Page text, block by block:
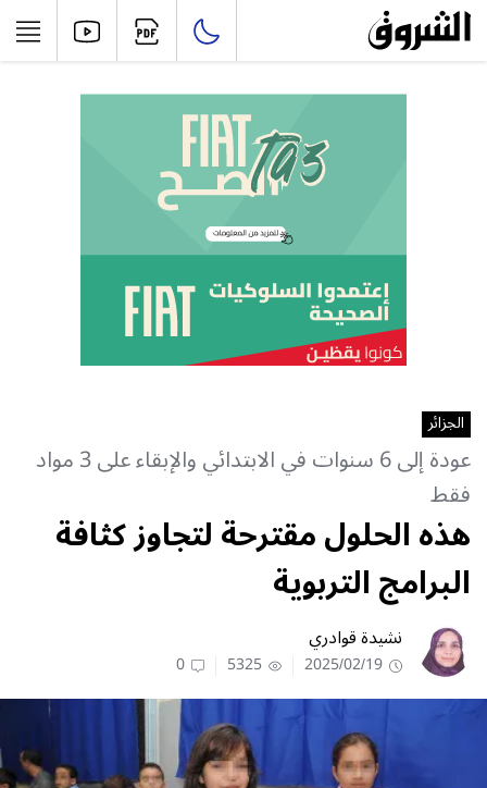
الجزائر
عودة إلى 6 سنوات في الابتدائي والإبقاء على 3 مواد
فقط
هذه الحلول مقترحة لتجاوز كثافة
البرامج التربوية
نشيدة قوادري
2025/02/19
5325
0